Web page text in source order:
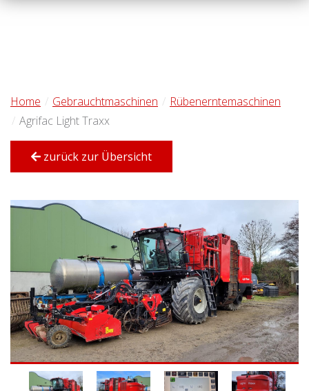
Home Gebrauchtmaschinen
Rübenerntemaschinen
Agrifac Light Traxx
zurück zur Übersicht